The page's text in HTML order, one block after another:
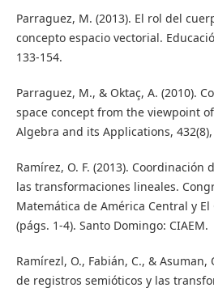
Parraguez, M. (2013). El rol del
concepto espacio vectorial.
133-154.
Parraguez, M., & Oktaç, A. (2010).
space concept from the viewpoint
Algebra and its Applications, 432(8),
Ramírez, O. F. (2013).
las transformaciones lineales.
Matemática de América Central y El
(págs. 1-4). Santo Domingo: CIAEM.
Ramírezl, O., Fabián, C., & Asuman,
de registros semióticos y las